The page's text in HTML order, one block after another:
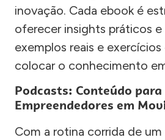
inovação. Cada ebook é
oferecer insights práticos e
exemplos reais e
colocar o conhecimento
Podcasts: Conteúdo para
Empreendedores em
Com a rotina corrida de